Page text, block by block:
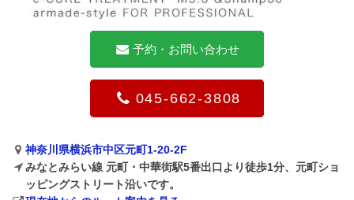
予約・お問い合わせ
045-662-3808
神奈川県横浜市中区元町1-20-2F
みなとみらい線 元町・中華街駅5番出口より徒歩1分、元町ショ
ッピングストリート沿いです。